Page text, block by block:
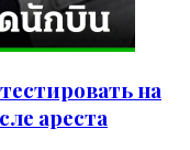
на
ареста